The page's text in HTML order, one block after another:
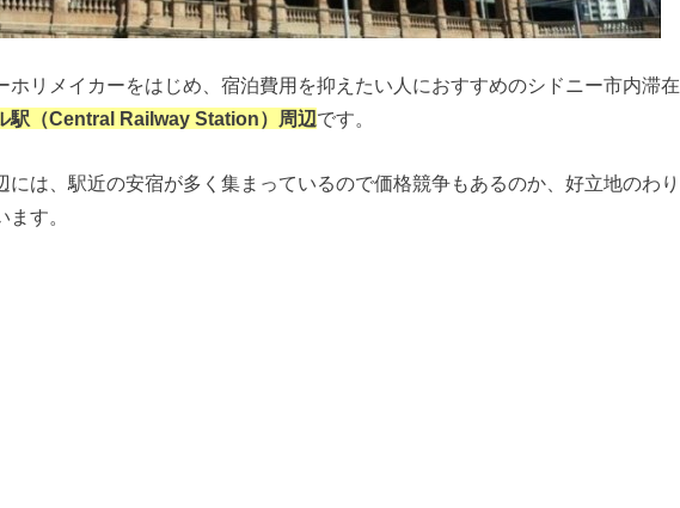
ホリメイカーをはじめ、宿泊費用を抑えたい人におすすめのシドニー市内滞在
駅（Central Railway Station）周辺です。
には、駅近の安宿が多く集まっているので価格競争もあるのか、好立地のわり
す。